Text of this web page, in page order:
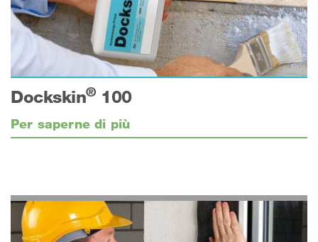
Dockskin®100
Per saperne di più